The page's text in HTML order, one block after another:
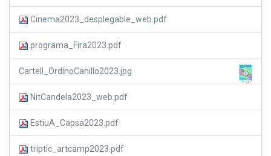
Cinema2023_desplegable_web.pdf
programa_Fira2023.pdf
Cartell_OrdinoCanillo2023.jpg
NitCandela2023_web.pdf
EstiuA_Capsa2023.pdf
triptic_artcamp2023.pdf